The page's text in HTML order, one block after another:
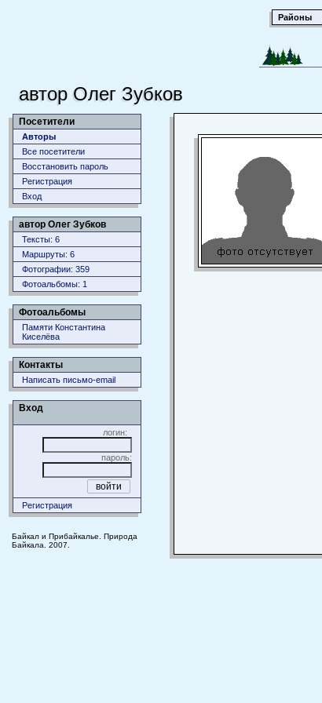
Районы
автор Олег Зубков
Посетители
Авторы
Все посетители
Восстановить пароль
Регистрация
Вход
автор Олег Зубков
Тексты: 6
Маршруты: 6
Фотографии: 359
Фотоальбомы: 1
Фотоальбомы
Памяти Константина
Киселёва
Контакты
Написать письмо-email
Вход
логин:
пароль:
Регистрация
Байкал и Прибайкалье. Природа
Байкала. 2007.